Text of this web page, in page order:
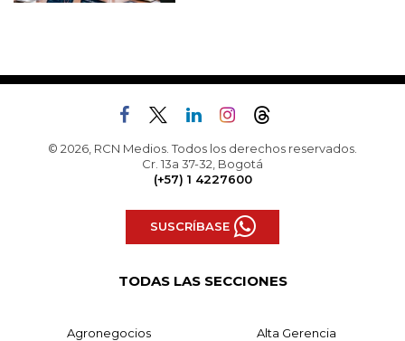
© 2026, RCN Medios. Todos los derechos reservados.
Cr. 13a 37-32, Bogotá
(+57) 1 4227600
SUSCRÍBASE
TODAS LAS SECCIONES
Agronegocios Alta Gerencia